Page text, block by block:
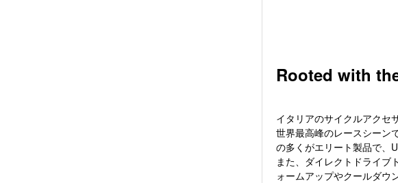
Rooted with
イタリアのサイクルアクセ
世界最高峰のレースシーン
の多くがエリート製品で、
また、ダイレクトドライブ
ォームアップやクールダウ